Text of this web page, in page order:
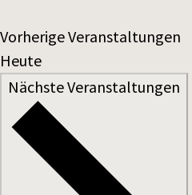
VorherigeVeranstaltungen
Heute
NächsteVeranstaltungen